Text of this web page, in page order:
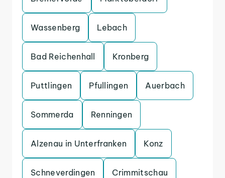
Wassenberg Lebach
Bad Reichenhall Kronberg
Puttlingen Pfullingen Auerbach
Sommerda Renningen
Alzenau in Unterfranken Konz
Schneverdingen Crimmitschau